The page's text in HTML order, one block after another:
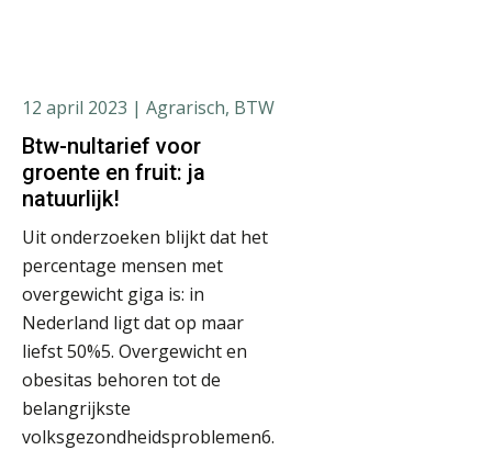
12 april 2023 | Agrarisch, BTW
Btw-nultarief voor
groente en fruit: ja
natuurlijk!
Uit onderzoeken blijkt dat het
percentage mensen met
overgewicht giga is: in
Nederland ligt dat op maar
liefst 50%5. Overgewicht en
obesitas behoren tot de
belangrijkste
volksgezondheidsproblemen6.